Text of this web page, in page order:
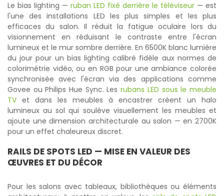
Le bias lighting — ruban LED fixé derrière le téléviseur — est
l'une des installations LED les plus simples et les plus
efficaces du salon. Il réduit la fatigue oculaire lors du
visionnement en réduisant le contraste entre l'écran
lumineux et le mur sombre derrière. En 6500K blanc lumière
du jour pour un bias lighting calibré fidèle aux normes de
colorimétrie vidéo, ou en RGB pour une ambiance colorée
synchronisée avec l'écran via des applications comme
Govee ou Philips Hue Sync. Lesrubans LED sous le meuble
TV et dans les meubles à encastrer créent un halo
lumineux au sol qui soulève visuellement les meubles et
ajoute une dimension architecturale au salon — en 2700K
pour un effet chaleureux discret.
RAILS DE SPOTS LED — MISE EN VALEUR DES
ŒUVRES ET DU DÉCOR
Pour les salons avec tableaux, bibliothèques ou éléments